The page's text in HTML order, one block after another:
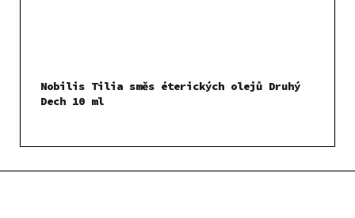
Nobilis Tilia směs éterických olejů Druhý
Dech 10 ml